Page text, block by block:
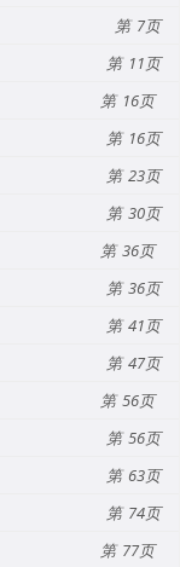
7
11
16
16
23
30
36
36
41
47
56
56
63
74
77